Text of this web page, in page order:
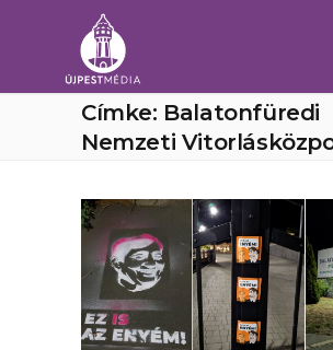
Címke: Balatonfüredi
Nemzeti